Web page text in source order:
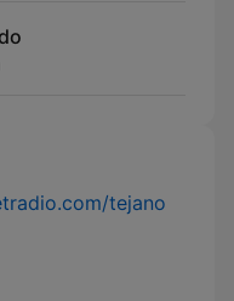
tejano